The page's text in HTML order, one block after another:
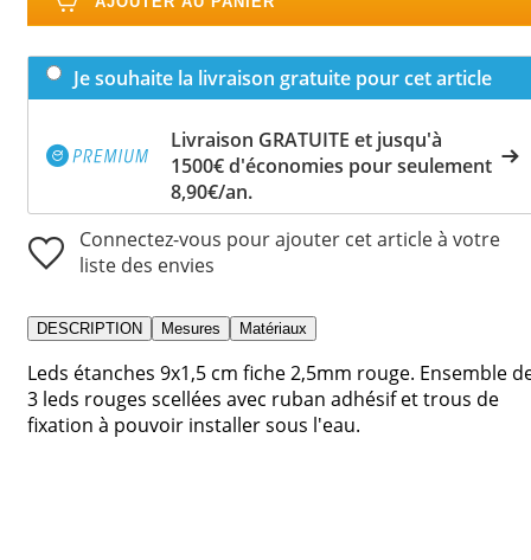
Je souhaite la livraison gratuite pour cet article
Livraison GRATUITE et jusqu'à
1500€ d'économies pour seulement
8,90€/an.
Connectez-vous pour ajouter cet article à votre
liste des envies
DESCRIPTION Mesures Matériaux
Leds étanches 9x1,5 cm fiche 2,5mm rouge. Ensemble
3 leds rouges scellées avec ruban adhésif et trous de
fixation à pouvoir installer sous l'eau.